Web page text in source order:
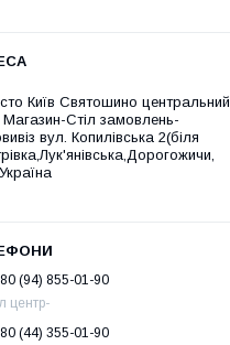
Київ Святошино центральний
Магазин-Стіл замовлень-
вул. Копилівська 2(біля
(94) 855-01-90
центр-
(44) 355-01-90